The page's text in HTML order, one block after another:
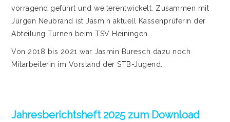
vorragend geführt und weiterentwickelt. Zusammen mit
Jürgen Neubrand ist Jasmin aktuell Kassenprüferin der
Abteilung Turnen beim TSV Heiningen.
Von 2018 bis 2021 war Jasmin Buresch dazu noch
Mitarbeiterin im Vorstand der STB-Jugend.
Jahresberichtsheft 2025 zum Download